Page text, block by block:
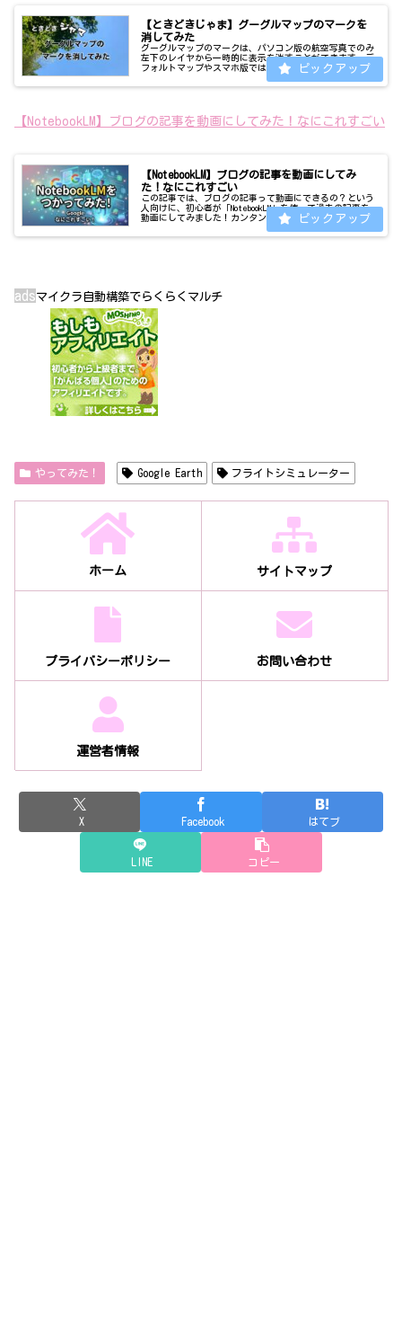
【ときどきじゃま】グーグルマップのマークを
消してみた
グーグルマップのマークは、パソコン版の航空写真でのみ
左下のレイヤから一時的に表示を消すことができます。デ
フォルトマップやスマホ版では消せなくなったようです。
【NotebookLM】ブログの記事を動画にしてみた！なにこれすごい
【NotebookLM】ブログの記事を動画にしてみ
た！なにこれすごい
この記事では、ブログの記事って動画にできるの？という
人向けに、初心者が「NotebookLM」を使って過去の記事を
動画にしてみました！カンタンに動画化はできるものの、
自分の思うようなものはなかなかできなかった。難しい！
とはいえ、機材も編集ソ...
adsマイクラ自動構築でらくらくマルチ
やってみた！ Google Earth フライトシミュレーター
ホーム サイトマップ
プライバシーポリシー お問い合わせ
運営者情報
X Facebook はてブ
LINE コピー